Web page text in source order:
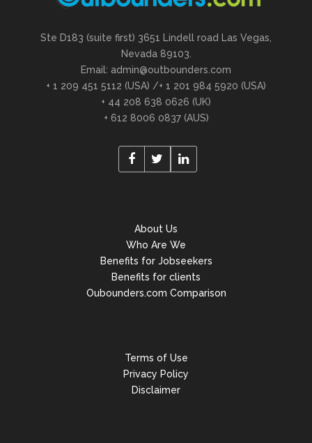
Ste D183 (suite first) 3651 Lindell road Las Vegas,
Nevada 89103.
Email: admin@outbounders.com
+ 1 209 451 5112 (USA) /+ 1 201 984 5920 (USA)
+ 44 208 638 0626 (UK)
+ 612 8006 0837 (AUS)
About Us
Who Are We
Benefits for Jobseekers
Benefits for clients
Oubounders.com Comparison
Terms of Use
Privacy Policy
Disclaimer